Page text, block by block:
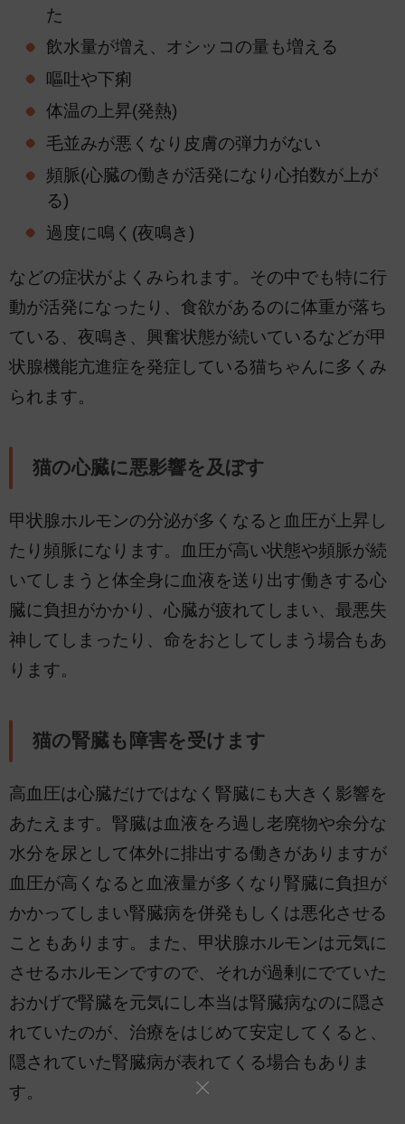
た
飲水量が増え、オシッコの量も増える
嘔吐や下痢
体温の上昇(発熱)
毛並みが悪くなり皮膚の弾力がない
頻脈(心臓の働きが活発になり心拍数が上が
る)
過度に鳴く(夜鳴き)
などの症状がよくみられます。その中でも特に行
動が活発になったり、食欲があるのに体重が落ち
ている、夜鳴き、興奮状態が続いているなどが甲
状腺機能亢進症を発症している猫ちゃんに多くみ
られます。
猫の心臓に悪影響を及ぼす
甲状腺ホルモンの分泌が多くなると血圧が上昇し
たり頻脈になります。血圧が高い状態や頻脈が続
いてしまうと体全身に血液を送り出す働きする心
臓に負担がかかり、心臓が疲れてしまい、最悪失
神してしまったり、命をおとしてしまう場合もあ
ります。
猫の腎臓も障害を受けます
高血圧は心臓だけではなく腎臓にも大きく影響を
あたえます。腎臓は血液をろ過し老廃物や余分な
水分を尿として体外に排出する働きがありますが
血圧が高くなると血液量が多くなり腎臓に負担が
かかってしまい腎臓病を併発もしくは悪化させる
こともあります。また、甲状腺ホルモンは元気に
させるホルモンですので、それが過剰にでていた
おかげで腎臓を元気にし本当は腎臓病なのに隠さ
れていたのが、治療をはじめて安定してくると、
隠されていた腎臓病が表れてくる場合もありま
す。